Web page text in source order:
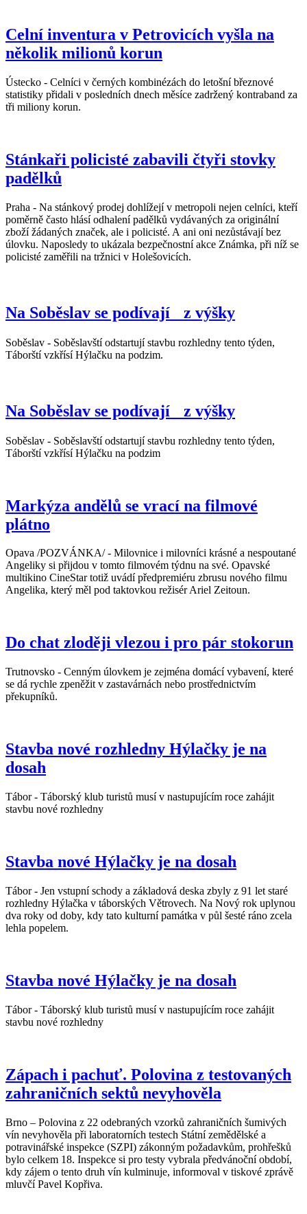
Celní inventura v Petrovicích vyšla na
několik milionů korun
Ústecko - Celníci v černých kombinézách do letošní březnové
statistiky přidali v posledních dnech měsíce zadržený kontraband za
tři miliony korun.
Stánkaři policisté zabavili čtyři stovky
padělků
Praha - Na stánkový prodej dohlížejí v metropoli nejen celníci, kteří
poměrně často hlásí odhalení padělků vydávaných za originální
zboží žádaných značek, ale i policisté. A ani oni nezůstávají bez
úlovku. Naposledy to ukázala bezpečnostní akce Známka, při níž se
policisté zaměřili na tržnici v Holešovicích.
Na Soběslav se podívají z výšky
Soběslav - Soběslavští odstartují stavbu rozhledny tento týden,
Táborští vzkřísí Hýlačku na podzim.
Na Soběslav se podívají z výšky
Soběslav - Soběslavští odstartují stavbu rozhledny tento týden,
Táborští vzkřísí Hýlačku na podzim
Markýza andělů se vrací na filmové
plátno
Opava /POZVÁNKA/ - Milovnice i milovníci krásné a nespoutané
Angeliky si přijdou v tomto filmovém týdnu na své. Opavské
multikino CineStar totiž uvádí předpremiéru zbrusu nového filmu
Angelika, který měl pod taktovkou režisér Ariel Zeitoun.
Do chat zloději vlezou i pro pár stokorun
Trutnovsko - Cenným úlovkem je zejména domácí vybavení, které
se dá rychle zpeněžit v zastavárnách nebo prostřednictvím
překupníků.
Stavba nové rozhledny Hýlačky je na
dosah
Tábor - Táborský klub turistů musí v nastupujícím roce zahájit
stavbu nové rozhledny
Stavba nové Hýlačky je na dosah
Tábor - Jen vstupní schody a základová deska zbyly z 91 let staré
rozhledny Hýlačka v táborských Větrovech. Na Nový rok uplynou
dva roky od doby, kdy tato kulturní památka v půl šesté ráno zcela
lehla popelem.
Stavba nové Hýlačky je na dosah
Tábor - Táborský klub turistů musí v nastupujícím roce zahájit
stavbu nové rozhledny
Zápach i pachuť. Polovina z testovaných
zahraničních sektů nevyhověla
Brno – Polovina z 22 odebraných vzorků zahraničních šumivých
vín nevyhověla při laboratorních testech Státní zemědělské a
potravinářské inspekce (SZPI) zákonným požadavkům, prohřešků
bylo celkem 18. Inspekce si pro testy vybrala předvánoční období,
kdy zájem o tento druh vín kulminuje, informoval v tiskové zprávě
mluvčí Pavel Kopřiva.